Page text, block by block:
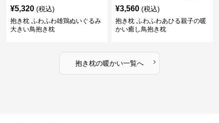
¥5,320 (税込)
抱き枕 ふわふわ雄鶏ぬいぐるみ
大きい鳥抱き枕
¥3,560 (税込)
抱き枕 ふわふわあひる親子の暖
かい癒し鳥抱き枕
抱き枕の暖かい一覧へ ›